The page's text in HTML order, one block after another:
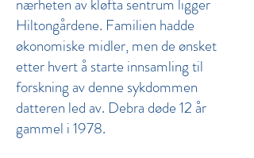
nærheten av kløfta sentrum ligger
Hiltongårdene. Familien hadde
økonomiske midler, men de ønsket
etter hvert å starte innsamling til
forskning av denne sykdommen
datteren led av. Debra døde 12 år
gammel i 1978.